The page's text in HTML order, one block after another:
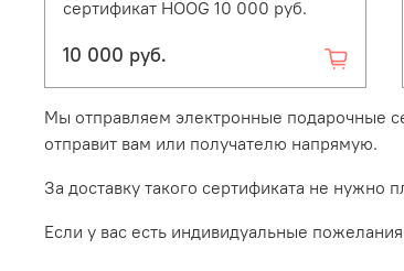
сертификат HOOG 10 000 руб.
10 000 руб.
Мы отправляем электронные подарочные
отправит вам или получателю напрямую.
За доставку такого сертификата не нужно
Если у вас есть индивидуальные